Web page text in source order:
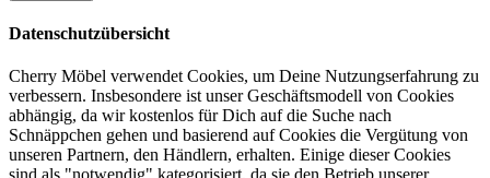
Datenschutzübersicht
Cherry Möbel verwendet Cookies, um Deine Nutzungserfahrung zu
verbessern. Insbesondere ist unser Geschäftsmodell von Cookies
abhängig, da wir kostenlos für Dich auf die Suche nach
Schnäppchen gehen und basierend auf Cookies die Vergütung von
unseren Partnern, den Händlern, erhalten. Einige dieser Cookies